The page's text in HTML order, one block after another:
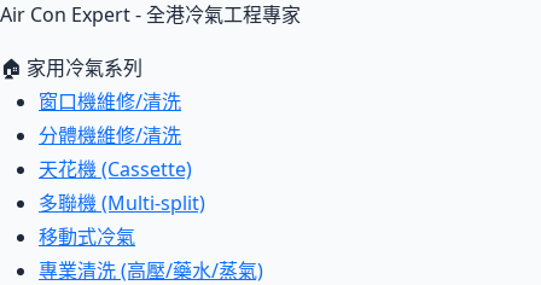
Air Con Expert - 全港冷氣工程專家
🏠 家用冷氣系列
窗口機維修/清洗
分體機維修/清洗
天花機 (Cassette)
多聯機 (Multi-split)
移動式冷氣
專業清洗 (高壓/藥水/蒸氣)